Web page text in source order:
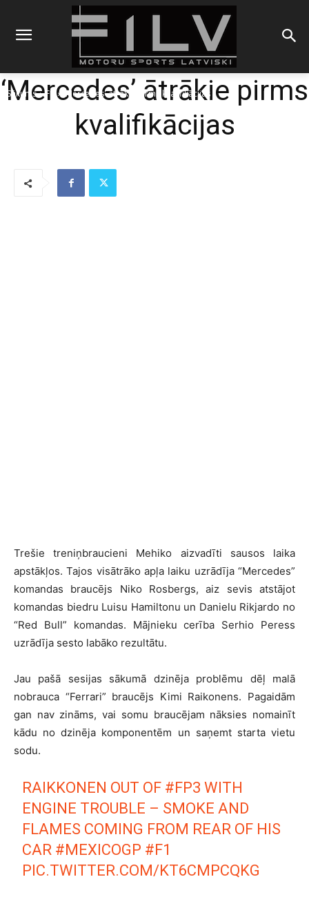
Sākums F1 'Mercedes' ātrākie pirms kvalifikācijas
‘Mercedes’ ātrākie pirms
kvalifikācijas
Trešie treniņbraucieni Mehiko aizvadīti sausos laika
apstākļos. Tajos visātrāko apļa laiku uzrādīja “Mercedes”
komandas braucējs Niko Rosbergs, aiz sevis atstājot
komandas biedru Luisu Hamiltonu un Danielu Rikjardo no
“Red Bull” komandas. Mājnieku cerība Serhio Peress
uzrādīja sesto labāko rezultātu.
Jau pašā sesijas sākumā dzinēja problēmu dēļ malā
nobrauca “Ferrari” braucējs Kimi Raikonens. Pagaidām
gan nav zināms, vai somu braucējam nāksies nomainīt
kādu no dzinēja komponentēm un saņemt starta vietu
sodu.
RAIKKONEN OUT OF #FP3 WITH
ENGINE TROUBLE – SMOKE AND
FLAMES COMING FROM REAR OF HIS
CAR #MEXICOGP #F1
PIC.TWITTER.COM/KT6CMPCQKG